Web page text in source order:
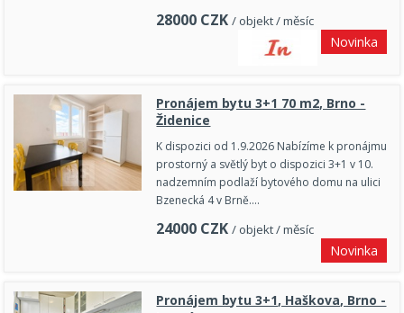
28000 CZK / objekt / měsíc
Novinka
Pronájem bytu 3+1 70 m2, Brno -
Židenice
K dispozici od 1.9.2026 Nabízíme k pronájmu
prostorný a světlý byt o dispozici 3+1 v 10.
nadzemním podlaží bytového domu na ulici
Bzenecká 4 v Brně.…
24000 CZK / objekt / měsíc
Novinka
Pronájem bytu 3+1, Haškova, Brno -